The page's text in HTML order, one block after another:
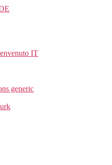
IT
generic